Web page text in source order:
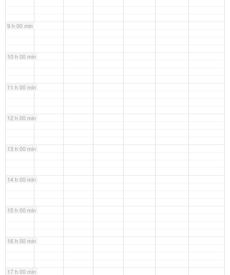
9 h 00 min
10 h 00 min
11 h 00 min
12 h 00 min
13 h 00 min
14 h 00 min
15 h 00 min
16 h 00 min
17 h 00 min